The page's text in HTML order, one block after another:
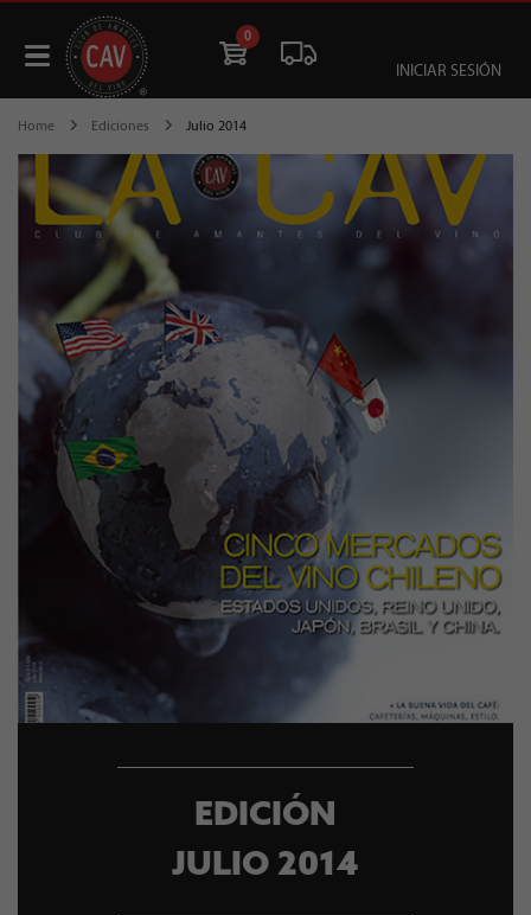
0
INICIAR SESIÓN
Home Ediciones Julio 2014
EDICIÓN
JULIO 2014